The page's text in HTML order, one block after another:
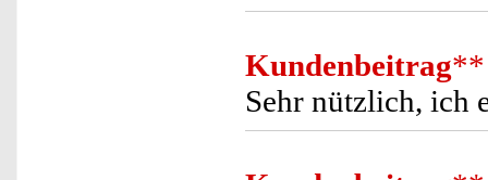
Kundenbeitrag**
Sehr nützlich, ich